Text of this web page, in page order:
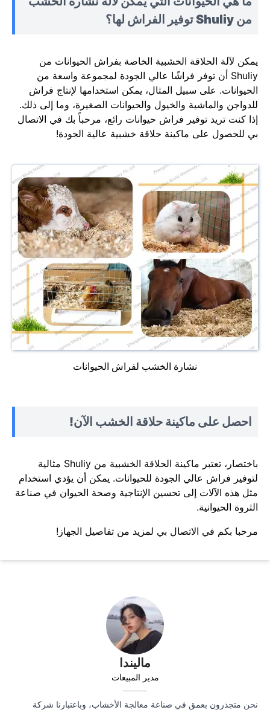
ماليندا
مدير المبيعات
نحن متجذرون بعمق في صناعة معالجة الأخشاب، وباعتبارنا شركة
من Shuliy توفير الفراش لها؟
يمكن لآلة الحلاقة الخشبية الخاصة بفراش الحيوانات من
Shuliy أن توفر فراشًا عالي الجودة لمجموعة واسعة من
الحيوانات. على سبيل المثال، يمكن استخدامها لإنتاج فراش
للدواجن والماشية والخيول والحيوانات الصغيرة، وما إلى ذلك.
إذا كنت تريد توفير فراش حيوانات رائع، مرحباً بك في الاتصال
بي للحصول على ماكينة حلاقة خشبية عالية الجودة!
نشارة الخشب لفراش الحيوانات
احصل على ماكينة حلاقة الخشب الآن!
باختصار، تعتبر ماكينة الحلاقة الخشبية من Shuliy مثالية
لتوفير فراش عالي الجودة للحيوانات. يمكن أن يؤدي استخدام
مثل هذه الآلات إلى تحسين الإنتاجية وصحة الحيوان في صناعة
الثروة الحيوانية.
مرحبا بكم في الاتصال بي لمزيد من تفاصيل الجهاز!